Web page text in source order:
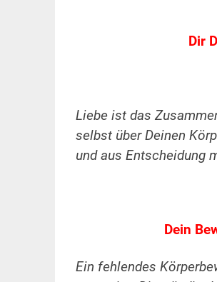
Dir
Liebe ist das
selbst über Deinen
und aus Entscheidung
Dein
Ein fehlendes